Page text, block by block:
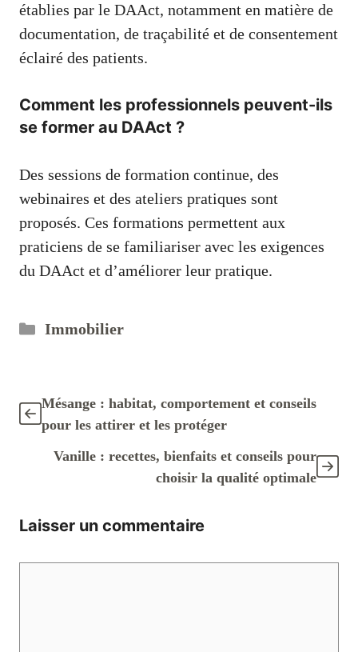
établies par le DAAct, notamment en matière de
documentation, de traçabilité et de consentement
éclairé des patients.
Comment les professionnels peuvent-ils
se former au DAAct ?
Des sessions de formation continue, des
webinaires et des ateliers pratiques sont
proposés. Ces formations permettent aux
praticiens de se familiariser avec les exigences
du DAAct et d’améliorer leur pratique.
Catégories
Immobilier
Mésange : habitat, comportement et conseils
pour les attirer et les protéger
Vanille : recettes, bienfaits et conseils pour
choisir la qualité optimale
Laisser un commentaire